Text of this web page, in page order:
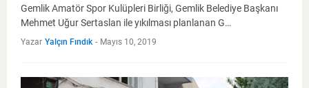
Gemlik Amatör Spor Kulüpleri Birliği, Gemlik Belediye Başkanı
Mehmet Uğur Sertaslan ile yıkılması planlanan G…
Yazar Yalçın Fındık - Mayıs 10, 2019